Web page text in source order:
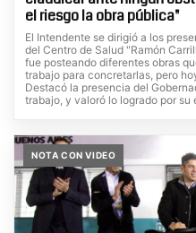
el riesgo la obra pública"
El Intendente se dirigió a los
del Centro de Salud "Ramón
fue posteando diferentes obras
trabajo para concretarlas, pero
Destacó la presencia del
trabajo, y valoró lo logrado por su
NOTA CON VIDEO